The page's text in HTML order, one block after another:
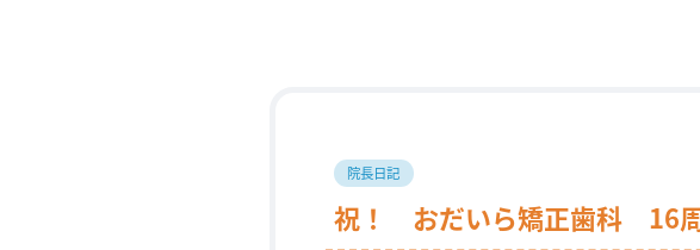
院長日記
祝！ おだいら矯正歯科 16